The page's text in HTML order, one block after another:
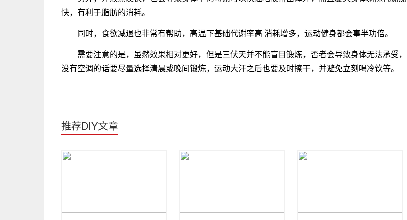
快，有利于脂肪的消耗。
同时，食欲减退也非常有帮助，高温下基础代谢率高 消耗增多，运动健身都会事半功倍。
需要注意的是，虽然效果相对更好，但是三伏天并不能盲目锻炼，否者会导致身体无法承受，
没有空调的话要尽量选择清晨或晚间锻炼，运动大汗之后也要及时擦干，并避免立刻喝冷饮等。
推荐DIY文章